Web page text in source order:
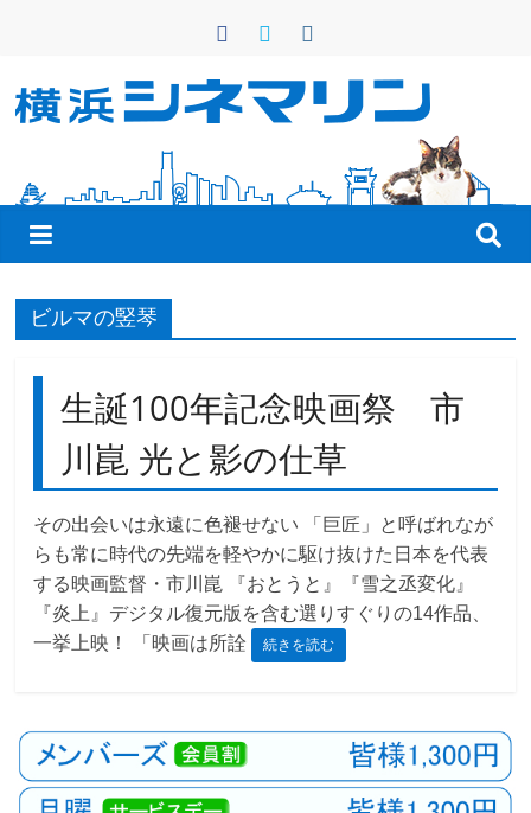
ン
横
浜
シ
ネ
マ
リ
ン
観
こ
の
街
ビルマの竪琴
生誕100年記念映画祭 市
川崑 光と影の仕草
その出会いは永遠に色褪せない 「巨匠」と呼ばれなが
らも常に時代の先端を軽やかに駆け抜けた日本を代表
する映画監督・市川崑 『おとうと』『雪之丞変化』
『炎上』デジタル復元版を含む選りすぐりの14作品、
一挙上映！ 「映画は所詮
続きを読む